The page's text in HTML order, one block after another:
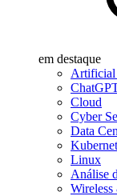
em destaque
Artificial
Cloud
Cyber
Data
Linux
Análise